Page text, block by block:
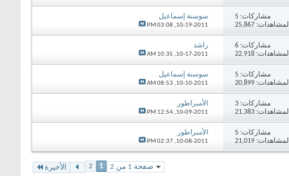
مشاركات:5
المشاهدات: 25,867
سوسنة إسماعيل
10-19-2011,
03:08 PM
مشاركات:6
المشاهدات: 22,918
راشد
10-17-2011,
10:35 AM
مشاركات:5
المشاهدات: 20,899
سوسنة إسماعيل
10-10-2011,
08:53 AM
مشاركات:3
المشاهدات: 21,383
الأمبراطور
10-09-2011,
12:54 PM
مشاركات:5
المشاهدات: 21,019
الأمبراطور
10-08-2011,
02:37 PM
صفحة 1 من 2 1
2 الأخيرة